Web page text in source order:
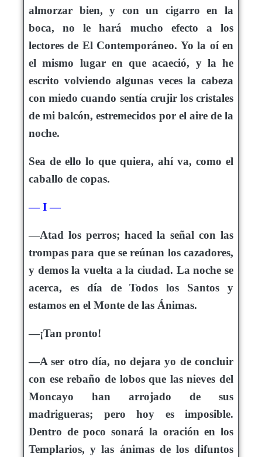
almorzar bien, y con un cigarro en la
boca, no le hará mucho efecto a los
lectores de El Contemporáneo. Yo la oí en
el mismo lugar en que acaeció, y la he
escrito volviendo algunas veces la cabeza
con miedo cuando sentía crujir los cristales
de mi balcón, estremecidos por el aire de la
noche.
Sea de ello lo que quiera, ahí va, como el
caballo de copas.
— I —
—Atad los perros; haced la señal con las
trompas para que se reúnan los cazadores,
y demos la vuelta a la ciudad. La noche se
acerca, es día de Todos los Santos y
estamos en el Monte de las Ánimas.
—¡Tan pronto!
—A ser otro día, no dejara yo de concluir
con ese rebaño de lobos que las nieves del
Moncayo han arrojado de sus
madrigueras; pero hoy es imposible.
Dentro de poco sonará la oración en los
Templarios, y las ánimas de los difuntos